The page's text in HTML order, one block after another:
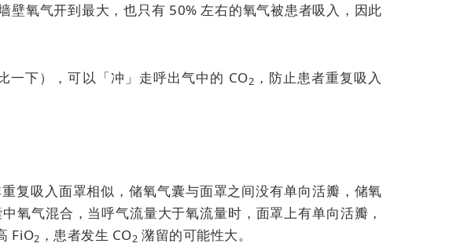
壁氧气开到最大，也只有 50% 左右的氧气被患者吸入，因此
一下），可以「冲」走呼出气中的 CO2 ，防止患者重复吸入
复吸入面罩相似，储氧气囊与面罩之间没有单向活瓣，储氧
中氧气混合，当呼气流量大于氧流量时，面罩上有单向活瓣，
FiO2 ，患者发生 CO2 潴留的可能性大。